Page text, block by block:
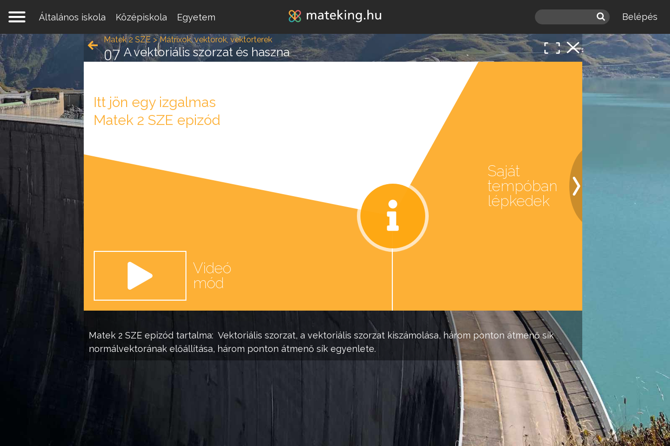
Jump to navigation
Általános iskola
Középiskola Egyetem Belépés
Matek 2 SZE epizód tartalma: Vektoriális szorzat, a vektoriális szorzat kiszámolása, három ponton átmenő sík
normálvektorának előállítása, három ponton átmenő sík egyenlete.
Matek 2 SZE Mátrixok, vektorok, vektorterek
A vektoriális szorzat és haszna
07
Itt jön egy izgalmas
Matek 2 SZE epizód
Videó
mód
Saját
tempóban
lépkedek
Egy lépésre vagy attól, hogy a
matek melléd álljon és ne eléd.
REGISZTRÁLOK/BELÉPEK